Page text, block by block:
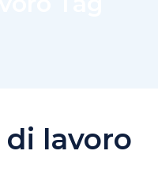
lavoro